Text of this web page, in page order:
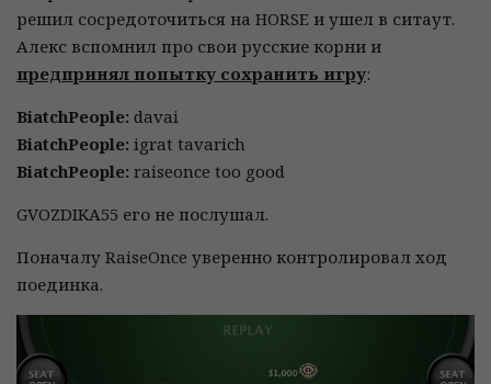
решил сосредоточиться на HORSE и ушел в ситаут.
Алекс вспомнил про свои русские корни и
предпринял попытку сохранить игру:
BiatchPeople: davai
BiatchPeople: igrat tavarich
BiatchPeople: raiseonce too good
GVOZDIKA55 его не послушал.
Поначалу RaiseOnce уверенно контролировал ход
поединка.